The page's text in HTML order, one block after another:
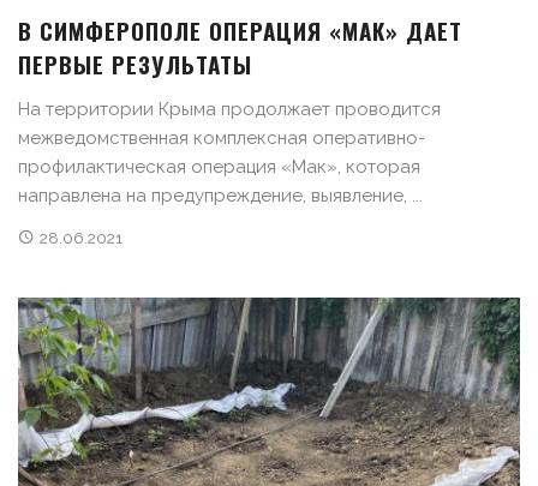
В СИМФЕРОПОЛЕ ОПЕРАЦИЯ «МАК» ДАЕТ
ПЕРВЫЕ РЕЗУЛЬТАТЫ
На территории Крыма продолжает проводится
межведомственная комплексная оперативно-
профилактическая операция «Мак», которая
направлена на предупреждение, выявление, ...
28.06.2021